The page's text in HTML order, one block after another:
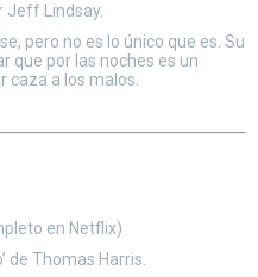
Jeff Lindsay.
pero no es lo único que es. Su
que por las noches es un
caza a los malos.
en Netflix)
de Thomas Harris.